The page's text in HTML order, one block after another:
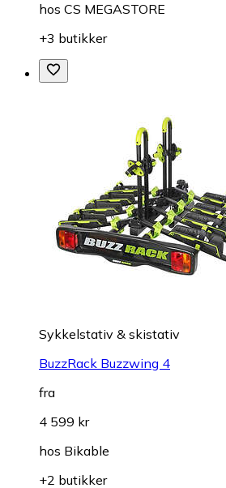
hos CS MEGASTORE
+3 butikker
Sykkelstativ & skistativ
BuzzRack Buzzwing 4
fra
4 599 kr
hos Bikable
+2 butikker